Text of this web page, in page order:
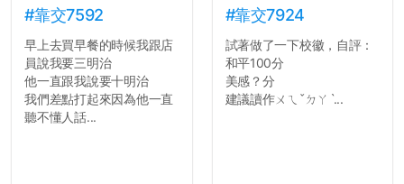
#靠交7592
早上去買早餐的時候我跟店
員說我要三明治
他一直跟我說要十明治
我們差點打起來因為他一直
聽不懂人話...
#靠交7924
試著做了一下校徽，自評：
和平100分
美感？分
建議讀作ㄨㄟˇㄉㄚˋ...